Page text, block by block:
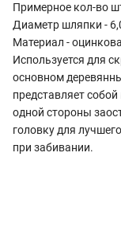
Примерное кол-во
Диаметр шляпки -
Материал -
Используется для
основном
представляет
одной стороны
головку для
при забивании.